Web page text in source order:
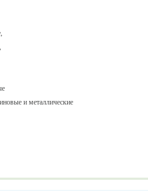
и металлические